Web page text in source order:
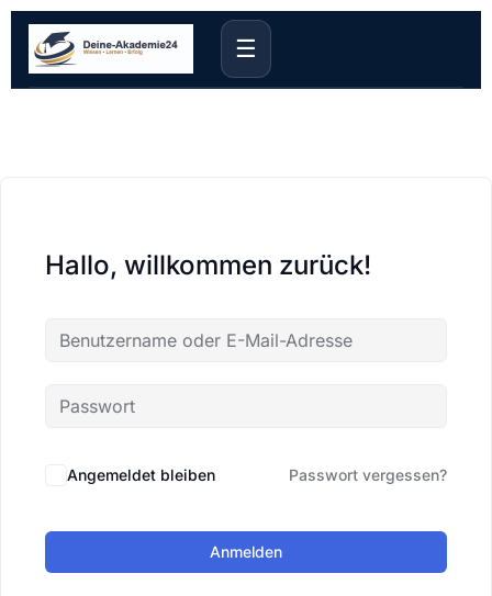
☰
Hallo, willkommen zurück!
Angemeldet bleiben Passwort vergessen?
Anmelden